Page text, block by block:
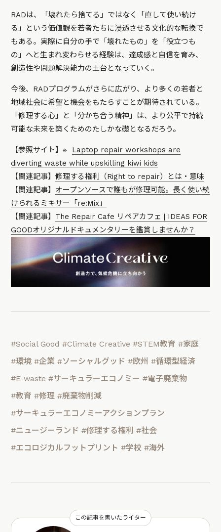
RADは、「壊れたら捨てる」ではなく「直して使い続け
る」という価値観を若者たちに浸透させる文化的な転換で
もある。実際に自分の手で「壊れたもの」を「役立つも
の」へと生まれ変わらせる経験は、達成感と自信を育み、
創造性や問題解決能力の土台となっていく。
今後、RADプログラムがさらに広がり、より多くの若者と
地域社会に希望と機会をもたらすことが期待されている。
「修理する心」と「分かち合う精神」は、より公平で持続
可能な未来を築くためのたしかな礎となるだろう。
【参照サイト】※
Laptop repair workshops are
diverting waste while upskilling kiwi kids
【関連記事】修理する権利（Right to repair）とは・意味
【関連記事】 オープンソースで誰もが修理可能。長く使い続
けられるミキサー「re:Mix」
【関連記事】 The Repair Cafe リペアカフェ | IDEAS FOR
GOODオリジナルドキュメンタリーを鑑賞しませんか？
#Social Good #Climate Creative #STEM教育 #家庭
#環境 #企業 #ソーシャルグッド #欧州 #循環型経済
#E-waste #サーキュラーエコノミー #電子廃棄物
#教育 #修理 #廃棄物削減
#サーキュラーエコノミーアクションプラン
#ニュージーランド #修理する権利 #社会
#エコロジカルフットプリント #学校 #海外
この記事を書いたライター